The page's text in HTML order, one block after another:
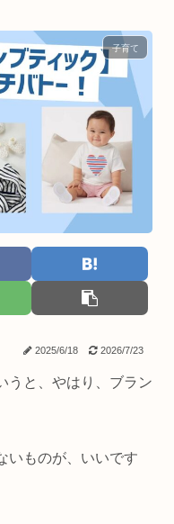
子育て
2025/6/18 2026/7/23
うと、やはり、ブラン
いものが、いいです